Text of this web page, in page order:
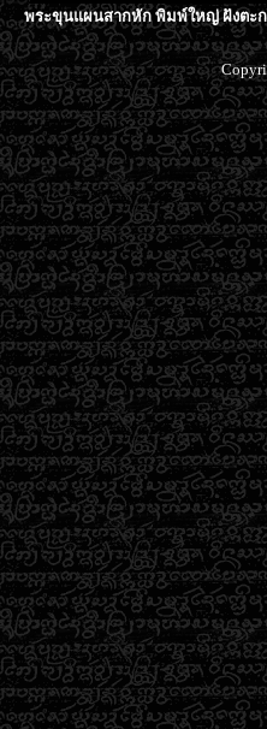
พระขุนแผนสากหัก พิมพ์ใหญ่ ฝังตะก